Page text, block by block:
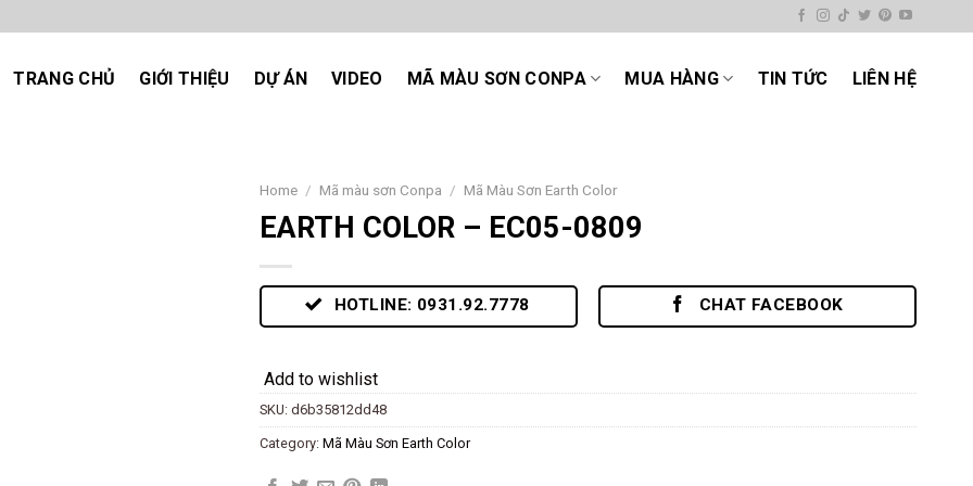
TRANG CHỦ GIỚI THIỆU DỰ ÁN VIDEO MÃ MÀU SƠN CONPA MUA HÀNG TIN TỨC LIÊN HỆ
Home / Mã màu sơn Conpa / Mã Màu Sơn Earth Color
EARTH COLOR – EC05-0809
HOTLINE: 0931.92.7778 CHAT FACEBOOK
Add to wishlist
SKU: d6b35812dd48
Category: Mã Màu Sơn Earth Color